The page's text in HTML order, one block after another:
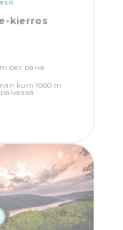
kierros
per päivä
kuin 1000 m